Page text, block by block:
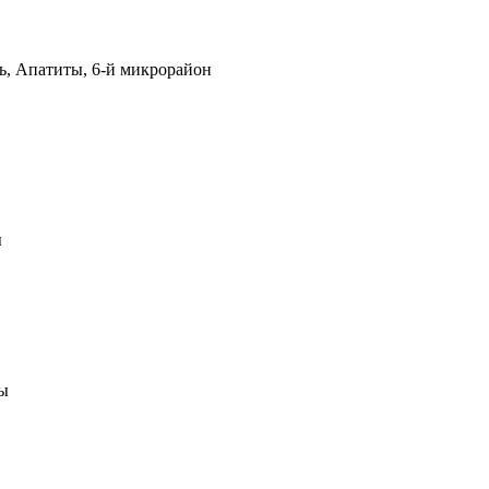
Апатиты, 6-й микрорайон